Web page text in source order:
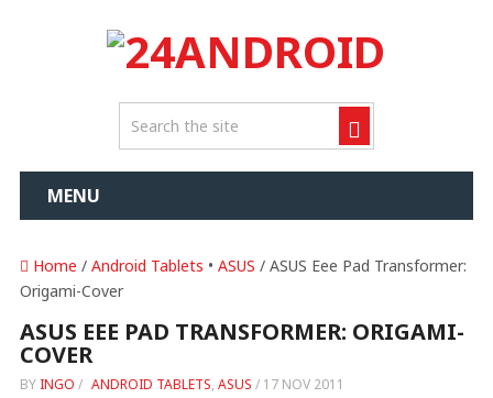
MENU
Home / Android Tablets • ASUS / ASUS Eee Pad Transformer:
Origami-Cover
ASUS EEE PAD TRANSFORMER: ORIGAMI-
COVER
BY INGO / ANDROID TABLETS, ASUS / 17 NOV 2011